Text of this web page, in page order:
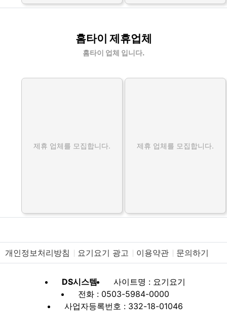
홈타이 제휴업체
홈타이 업체 입니다.
제휴 업체를 모집합니다. 제휴 업체를 모집합니다.
개인정보처리방침 요기요기 광고 이용약관 문의하기
DS시스템
사이트명 : 요기요기
전화 : 0503-5984-0000
사업자등록번호 : 332-18-01046